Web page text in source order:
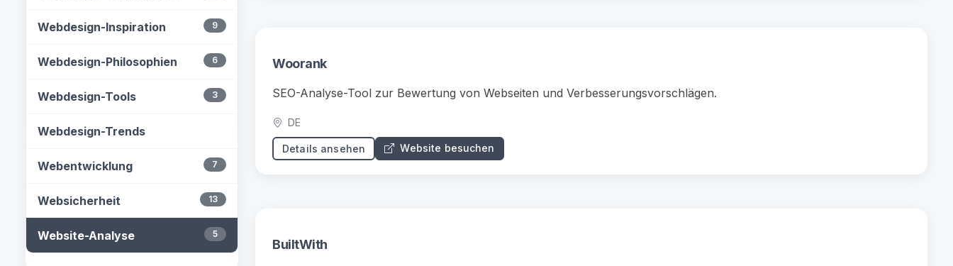
Webdesign-Inspiration 9
Webdesign-Philosophien 6
Webdesign-Tools 3
Webdesign-Trends
Webentwicklung 7
Websicherheit 13
Website-Analyse 5
Woorank
SEO-Analyse-Tool zur Bewertung von Webseiten und Verbesserungsvorschlägen.
DE
Details ansehen Website besuchen
BuiltWith